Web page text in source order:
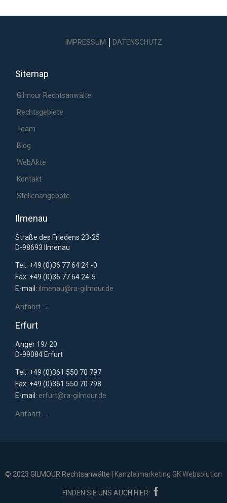
IMPRESSUM | DATENSCHUTZ
Sitemap
Gilmour Rechtsanwälte
Rechtsgebiete
Team
Blog
WebAkte
Kontakt
Stellenangebote
Ilmenau
Straße des Friedens 23-25
D-98693 Ilmenau
Tel.: +49 (0)36 77 64 24 -0
Fax: +49 (0)36 77 64 24-5
E-mail: ilmenau@ra-gilmour.de
Anfahrt →
Erfurt
Anger 19/ 20
D-99084 Erfurt
Tel.: +49 (0)361 550 70 797
Fax: +49 (0)361 550 70 798
E-mail: erfurt@ra-gilmour.de
Anfahrt →
© 2023 GILMOUR Rechtsanwälte | Kanzleimarketing GK Websolution
FINDEN SIE UNS AUCH HIER: 